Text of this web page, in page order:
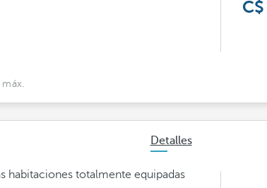
Detalles
habitaciones totalmente equipadas